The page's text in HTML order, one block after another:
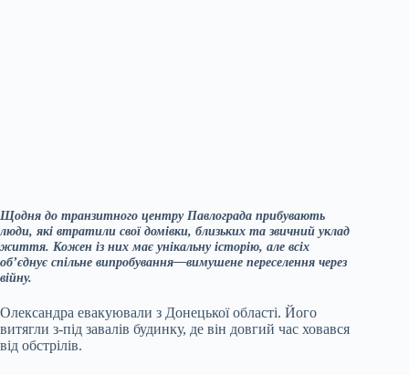
Щодня до транзитного центру Павлограда прибувають
люди, які втратили свої домівки, близьких та звичний уклад
життя. Кожен із них має унікальну історію, але всіх
об’єднує спільне випробування—вимушене переселення через
війну.
Олександра евакуювали з Донецької області. Його
витягли з-під завалів будинку, де він довгий час ховався
від обстрілів.